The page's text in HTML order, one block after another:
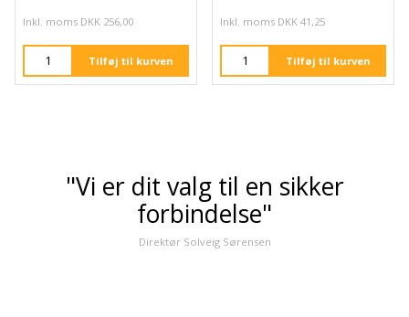
Inkl. moms DKK 256,00
Tilføj til kurven
Inkl. moms DKK 41,25
Tilføj til kurven
"Vi er dit valg til en sikker
forbindelse"
Direktør Solveig Sørensen